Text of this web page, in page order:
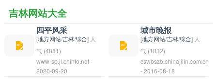
吉林网站大全
四平风采
[地方网站/吉林/综合] 人
气 (4881)
四平风采是指四平市的
风貌和风采，形容四平
www-sp.jl.cninfo.net -
2020-09-20
城市晚报
[地方网站/吉林/综合] 人
气 (1832)
cswbszb.chinajilin.com.cn
- 2016-08-18